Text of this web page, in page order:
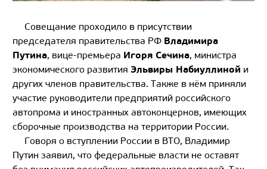
Совещание проходило в присутствии
председателя правительства РФ Владимира
Путина, вице-премьера Игоря Сечина, министра
экономического развития Эльвиры Набиуллиной и
других членов правительства. Также в нём приняли
участие руководители предприятий российского
автопрома и иностранных автоконцернов, имеющих
сборочные производства на территории России.
Говоря о вступлении России в ВТО, Владимир
Путин заявил, что федеральные власти не оставят